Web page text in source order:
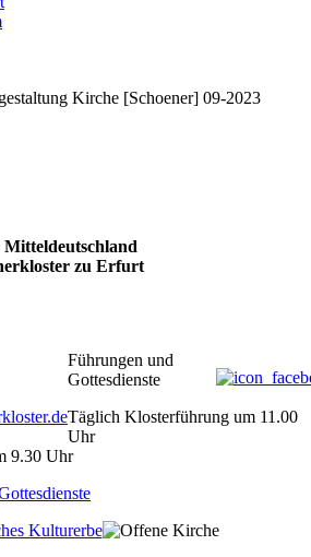
Kirche [Schoener] 09-2023
zu Erfurt
Führungen und
Gottesdienste
Täglich Klosterführung um 11.00
Uhr
9.30 Uhr